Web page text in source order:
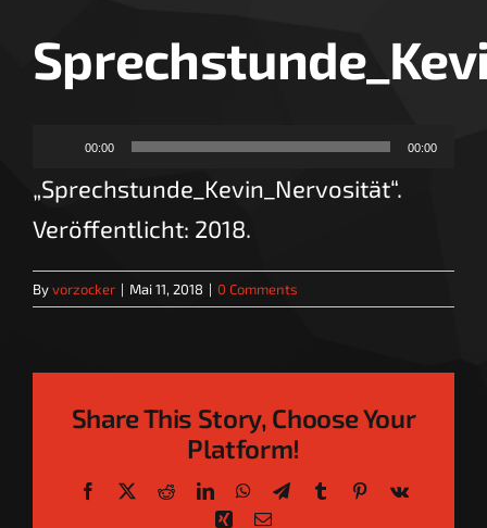
Audio-
Player
00:00 00:00
„Sprechstunde_Kevin_Nervosität“.
Veröffentlicht: 2018.
Byvorzocker | Mai 11, 2018 | 0 Comments
Share This Story, Choose Your
Platform!
Facebook
X RedditLinkedInWhatsApp
TelegramTumblrPinterest
Vk
Xing Email